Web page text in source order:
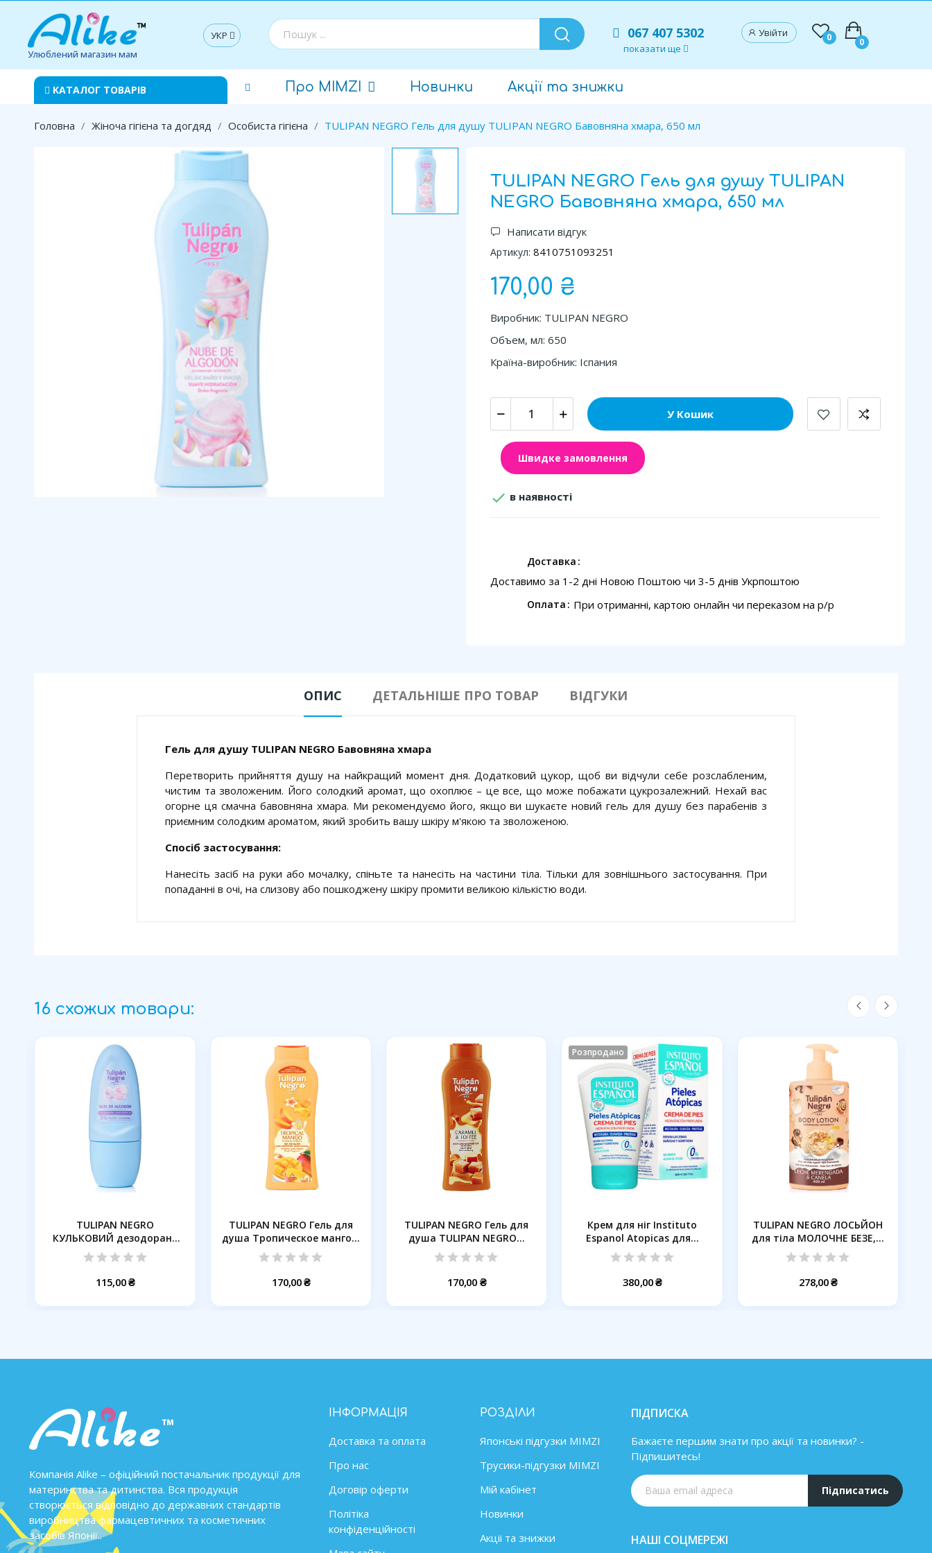
Улюблений магазин мам
УКР 067 407 5302
показати ще
Увійти 0 0
КАТАЛОГ ТОВАРІВ Про MIMZI Новинки Акції та знижки
Головна Жіноча гігієна та догдяд Особиста гігієна TULIPAN NEGRO Гель для душу TULIPAN NEGRO Бавовняна хмара, 650 мл
TULIPAN NEGRO Гель для душу TULIPAN
NEGRO Бавовняна хмара, 650 мл
Написати відгук
Артикул: 8410751093251
170,00 ₴
Виробник: TULIPAN NEGRO
Объем, мл: 650
Країна-виробник: Іспания
У Кошик
Швидке замовлення
 в наявності
Доставка
Доставимо за 1-2 дні Новою Поштою чи 3-5 днів Укрпоштою
Оплата При отриманні, картою онлайн чи переказом на p/p
ОПИС ДЕТАЛЬНІШЕ ПРО ТОВАР ВІДГУКИ
Гель для душу TULIPAN NEGRO Бавовняна хмара
Перетворить прийняття душу на найкращий момент дня. Додатковий цукор, щоб ви відчули себе розслабленим,
чистим та зволоженим. Його солодкий аромат, що охоплює – це все, що може побажати цукрозалежний. Нехай вас
огорне ця смачна бавовняна хмара. Ми рекомендуємо його, якщо ви шукаєте новий гель для душу без парабенів з
приємним солодким ароматом, який зробить вашу шкіру м'якою та зволоженою.
Спосіб застосування:
Нанесіть засіб на руки або мочалку, спіньте та нанесіть на частини тіла. Тільки для зовнішнього застосування. При
попаданні в очі, на слизову або пошкоджену шкіру промити великою кількістю води.
16 схожих товари:
TULIPAN NEGRO
КУЛЬКОВИЙ дезодорант
БАВОВНЯНА...
115,00 ₴
TULIPAN NEGRO Гель для
душа Тропическое манго...
170,00 ₴
TULIPAN NEGRO Гель для
душа TULIPAN NEGRO...
170,00 ₴
Розпродано
Крем для ніг Instituto
Espanol Atopicas для...
380,00 ₴
TULIPAN NEGRO ЛОСЬЙОН
для тіла МОЛОЧНЕ БЕЗЕ,...
278,00 ₴
Компанія Alike – офіційний постачальник продукції для
материнства та дитинства. Вся продукція
створюється відповідно до державних стандартів
виробництва фармацевтичних та косметичних
засобів Японії..
ІНФОРМАЦІЯ
Доставка та оплата
Про нас
Договір оферти
Політіка
конфіденційності
РОЗДІЛИ
Японські підгузки MIMZІ
Трусики-підгузки MIMZI
Мій кабінет
Новинки
Акціі та знижки
ПІДПИСКА
Бажаєте першим знати про акції та новинки? -
Підпишитесь!
Підписатись
НАШІ СОЦМЕРЕЖІ